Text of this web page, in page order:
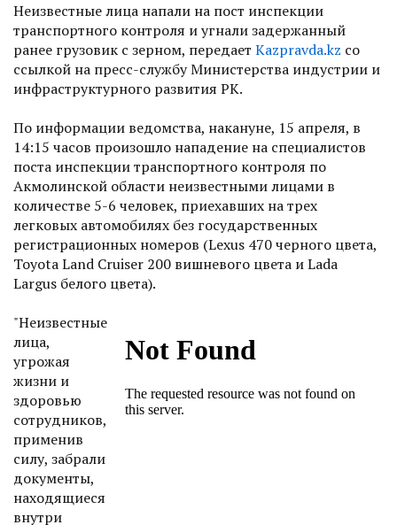
Неизвестные лица напали на пост инспекции
транспортного контроля и угнали задержанный
ранее грузовик с зерном, передает Kazpravda.kz со
ссылкой на пресс-службу Министерства индустрии и
инфраструктурного развития РК.
По информации ведомства, накануне, 15 апреля, в
14:15 часов произошло нападение на специалистов
поста инспекции транспортного контроля по
Акмолинской области неизвестными лицами в
количестве 5-6 человек, приехавших на трех
легковых автомобилях без государственных
регистрационных номеров (Lexus 470 черного цвета,
Toyota Land Cruiser 200 вишневого цвета и Lada
Largus белого цвета).
"Неизвестные
лица,
угрожая
жизни и
здоровью
сотрудников,
применив
силу, забрали
документы,
находящиеся
внутри